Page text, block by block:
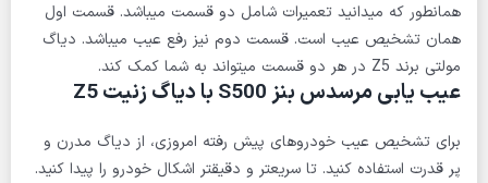
همانطور که میدانید تعمیرات شامل دو قسمت میباشد. قسمت اول
همان تشخیص عیب است. قسمت دوم نیز رفع عیب میباشد. دیاگ
مولتی برند Z5 در هر دو قسمت میتواند به شما کمک کند.
عیب یابی مرسدس بنز S500 با دیاگ زنیت Z5
برای تشخیص عیب خودروهای پیش رفته امروزی، از دیاگ مدرن و
پر قدرت استفاده کنید. تا سریعتر و دقیقتر اشکال خودرو را پیدا کنید.